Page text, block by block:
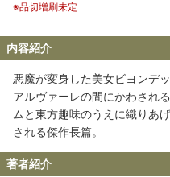
※品切増刷未定
内容紹介
悪魔が変身した美女ビヨンデ
アルヴァーレの間にかわされ
ムと東方趣味のうえに織りあ
される傑作長篇。
著者紹介